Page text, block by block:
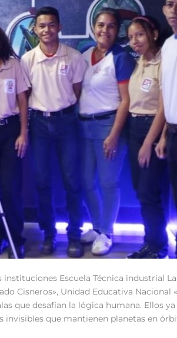
Escuela Técnica industrial
Cisneros», Unidad Educativa Nacional
que desafían la lógica humana. Ellos
invisibles que mantienen planetas en